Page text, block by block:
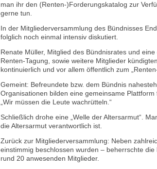
man ihr den (Renten-)Forderungskatalog zur
gerne tun.
In der Mitgliederversammlung des Bündnisses
folglich noch einmal intensiv diskutiert.
Renate Müller, Mitglied des Bündnisrates und
Renten-Tagung, sowie weitere Mitglieder
kontinuierlich und vor allem öffentlich zum
Gemeint: Befreundete bzw. dem Bündnis
Organisationen bilden eine gemeinsame
„Wir müssen die Leute wachrütteln.“
Schließlich drohe eine „Welle der Altersarmut“.
die Altersarmut verantwortlich ist.
Zurück zur Mitgliederversammlung: Neben
einstimmig beschlossen wurden – beherrschte
rund 20 anwesenden Mitglieder.